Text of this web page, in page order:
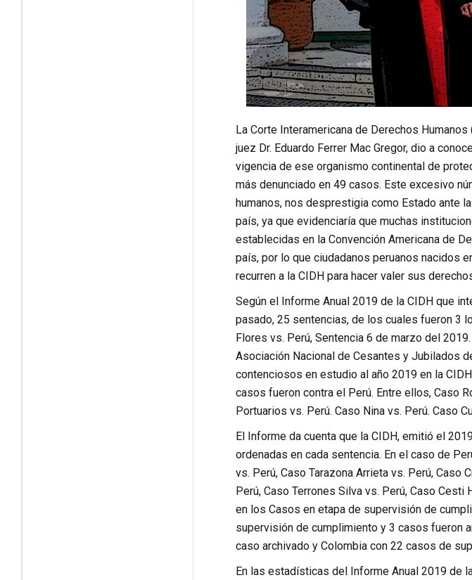
La Corte Interamericana de Derechos
juez Dr. Eduardo Ferrer Mac Gregor, dio a
vigencia de ese organismo continental de
más denunciado en 49 casos. Este excesivo
humanos, nos desprestigia como Estado ante
país, ya que evidenciaría que muchas
establecidas en la Convención Americana de
país, por lo que ciudadanos peruanos nacidos
recurren a la CIDH para hacer valer sus
Según el Informe Anual 2019 de la CIDH que
pasado, 25 sentencias, de los cuales fueron 3
Flores vs. Perú, Sentencia 6 de marzo del
Asociación Nacional de Cesantes y Jubilados
contenciosos en estudio al año 2019 en la
casos fueron contra el Perú. Entre ellos, Caso
Portuarios vs. Perú. Caso Nina vs. Perú. Caso
El Informe da cuenta que la CIDH, emitió el
ordenadas en cada sentencia. En el caso de
vs. Perú, Caso Tarazona Arrieta vs. Perú, Caso
Perú, Caso Terrones Silva vs. Perú, Caso Cesti
en los Casos en etapa de supervisión de
supervisión de cumplimiento y 3 casos fueron
caso archivado y Colombia con 22 casos de
En las estadísticas del Informe Anual 2019 de